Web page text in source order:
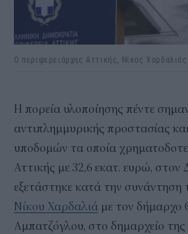
Ο περιφερειάρχης Αττικής, Νίκος Χαρδαλιάς
Η πορεία υλοποίησης πέντε
αντιπλημμυρικής προστασίας
υποδομών τα οποία
Αττικής με 32,6 εκατ. ευρώ,
εξετάστηκε κατά την συνάντηση
Νίκου Χαρδαλιά με τον δήμαρχο
Αμπατζόγλου, στο δημαρχείο της